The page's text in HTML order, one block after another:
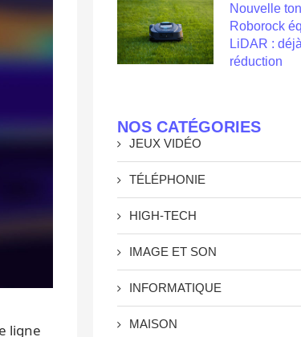
ligne
Nouvelle
Roborock
LiDAR :
réduction
NOS CATÉGORIES
JEUX VIDÉO
TÉLÉPHONIE
HIGH-TECH
IMAGE ET SON
INFORMATIQUE
MAISON